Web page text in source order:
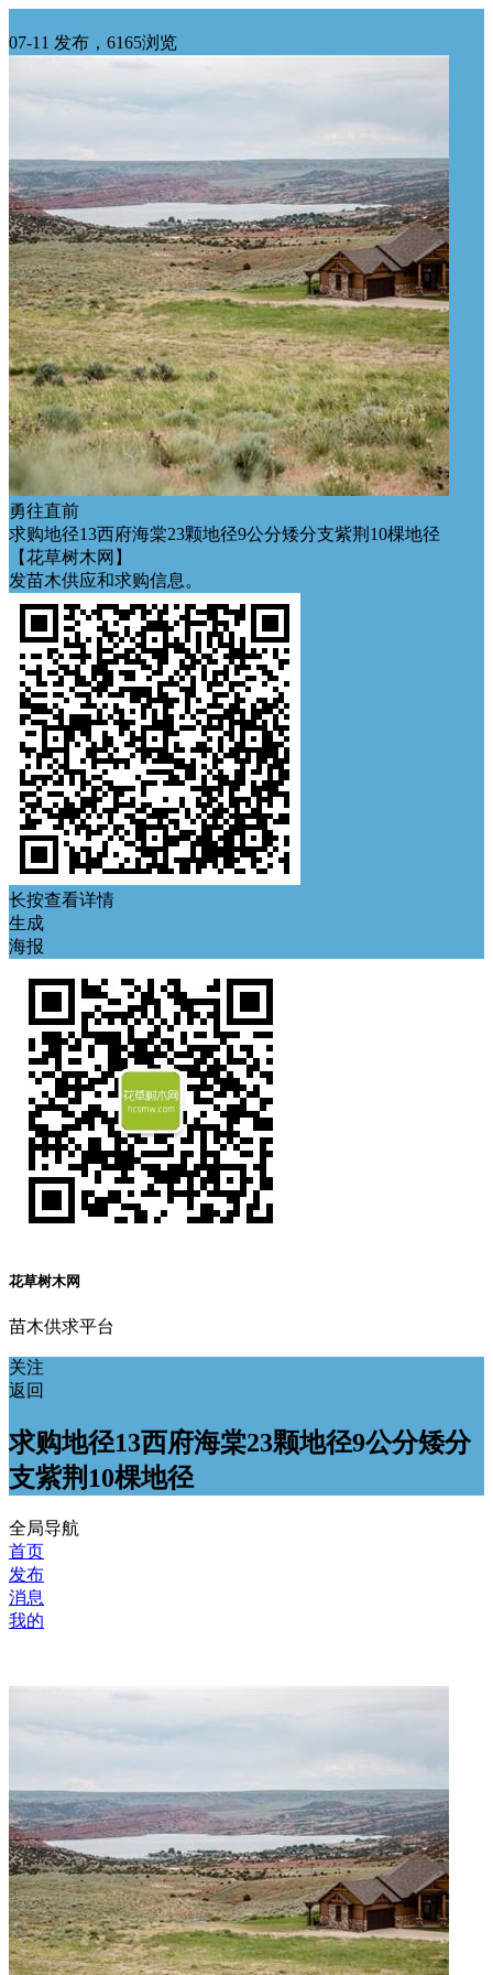
07-11 发布，6165浏览
勇往直前
求购地径13西府海棠23颗地径9公分矮分支紫荆10棵地径
【花草树木网】
发苗木供应和求购信息。
长按查看详情
生成
海报
花草树木网
苗木供求平台
关注
返回
求购地径13西府海棠23颗地径9公分矮分
支紫荆10棵地径
全局导航
首页
发布
消息
我的